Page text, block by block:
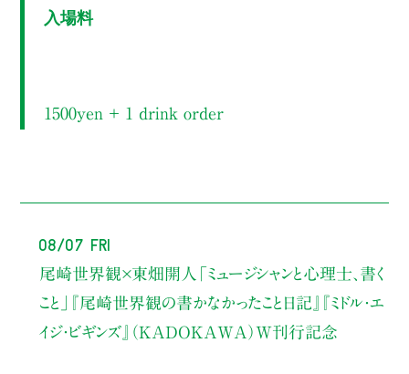
入場料
1500yen ＋ 1 drink order
08/07 Fri
尾崎世界観×東畑開人
「ミュージシャンと心理士、書く
こと」
『尾崎世界観の書かなかったこと日記』『ミドル・エ
イジ・ビギンズ』（KADOKAWA）W刊行記念